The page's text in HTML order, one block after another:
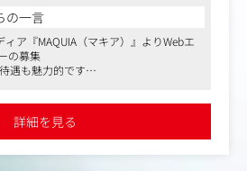
〈具体的な業務内容〉
●キャンペーン・CRM施策の企画立案
▼
誌など多彩なフィールドで施策を実施
▼
●施策効果を高めるメルマガやLINEを作成
▼
同社はD2Cコスメの黎明期から事業を開始して
会員をかかえ手触り感のある事業運営を行って
さいですが、自社店舗・ECサイトを保有しオム
ネスで運営しております
すい環境です